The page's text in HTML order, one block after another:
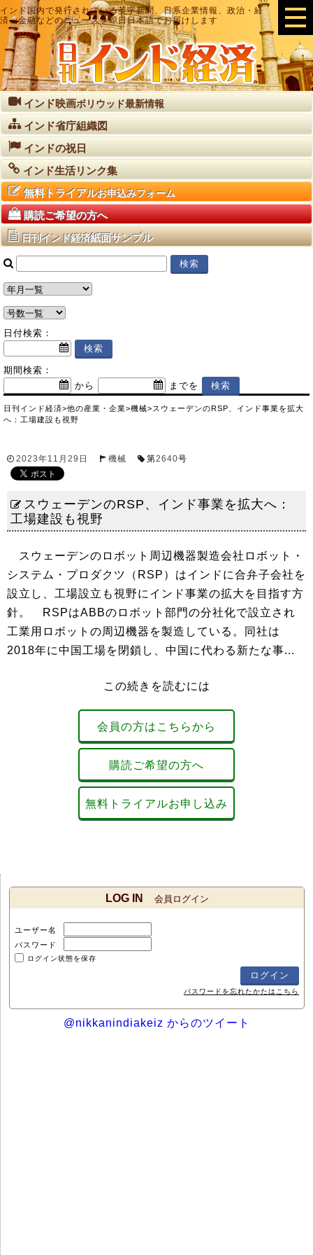
インド国内で発行されている英字新聞、日系企業情報、政治・経
済・金融などのニュースを即日日本語でお届けします
インド映画ボリウッド最新情報
インド省庁組織図
インドの祝日
インド生活リンク集
無料トライアルお申込みフォーム
購読ご希望の方へ
日刊インド経済紙面サンプル
日付検索：
期間検索：
から
までを
日刊インド経済>他の産業・企業>機械>スウェーデンのRSP、インド事業を拡大
へ：工場建設も視野
2023年11月29日 機械 第2640号
スウェーデンのRSP、インド事業を拡大へ：
工場建設も視野
スウェーデンのロボット周辺機器製造会社ロボット・
システム・プロダクツ（RSP）はインドに合弁子会社を
設立し、工場設立も視野にインド事業の拡大を目指す方
針。 RSPはABBのロボット部門の分社化で設立され
工業用ロボットの周辺機器を製造している。同社は
2018年に中国工場を閉鎖し、中国に代わる新たな事...
この続きを読むには
会員の方はこちらから
購読ご希望の方へ
無料トライアルお申し込み
LOG IN 会員ログイン
ユーザー名
パスワード
ログイン状態を保存
パスワードを忘れたかたはこちら
@nikkanindiakeiz からのツイート